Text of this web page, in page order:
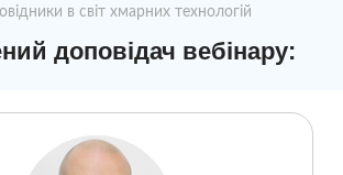
в світ хмарних технологій
доповідач вебінару: